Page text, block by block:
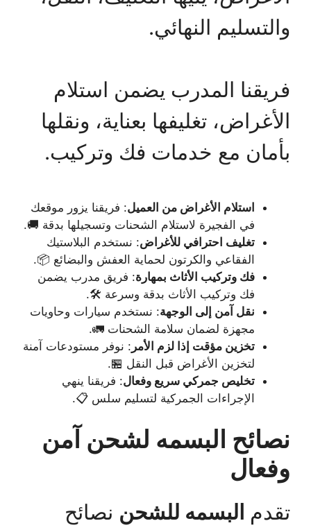
والتسليم النهائي.
فريقنا المدرب يضمن استلام
الأغراض، تغليفها بعناية، ونقلها
بأمان مع خدمات فك وتركيب.
استلام الأغراض من العميل: فريقنا يزور موقعك
في الفجيرة لاستلام الشحنات وتسجيلها بدقة 🚚.
تغليف احترافي للأغراض: نستخدم البلاستيك
الفقاعي والكرتون لحماية العفش والبضائع 📦.
فك وتركيب الأثاث بمهارة: فريق مدرب يضمن
فك وتركيب الأثاث بدقة وسرعة 🛠️.
نقل آمن إلى الوجهة: نستخدم سيارات وحاويات
مجهزة لضمان سلامة الشحنات 🚛.
تخزين مؤقت إذا لزم الأمر : نوفر مستودعات آمنة
لتخزين الأغراض قبل النقل 🏪.
تخليص جمركي سريع وفعال: فريقنا ينهي
الإجراءات الجمركية لتسليم سلس 📋.
نصائح البسمه لشحن آمن
وفعال
تقدم البسمه للشحن نصائح